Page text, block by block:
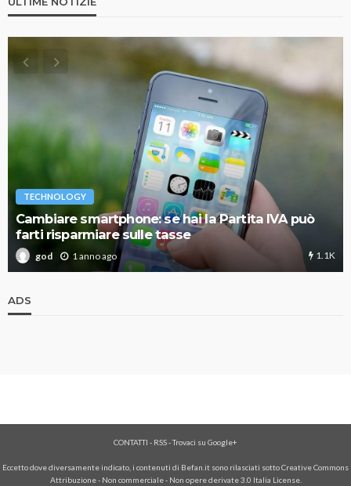
TECHNOLOGY
Cambiare smartphone: se hai la Partita IVA può
farti risparmiare sulle tasse
god 1 anno ago 1.1K
ADS
CONTATTI - RSS-Trovaci su Google+
Eccetto dove diversamente indicato, i contenuti di Befan.it sono rilasciati sotto Creative Commons
Attribuzione - Non commerciale - Non opere derivate 3.0 Italia License.